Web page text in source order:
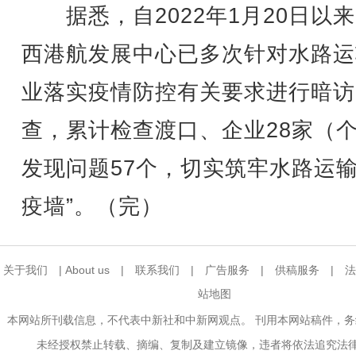
据悉，自2022年1月20日以来
西港航发展中心已多次针对水路
业落实疫情防控有关要求进行暗
查，累计检查渡口、企业28家（
发现问题57个，切实筑牢水路运
疫墙”。（完）
关于我们 | About us | 联系我们 | 广告服务 | 供稿服务 |
站地图
本网站所刊载信息，不代表中新社和中新网观点。 刊用本网站稿件，
未经授权禁止转载、摘编、复制及建立镜像，违者将依法追究法